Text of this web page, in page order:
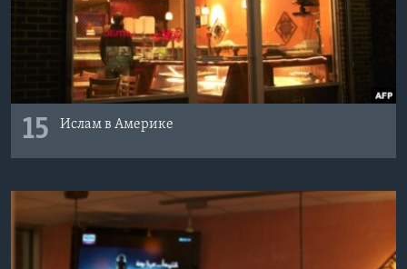
15 Ислам в Америке